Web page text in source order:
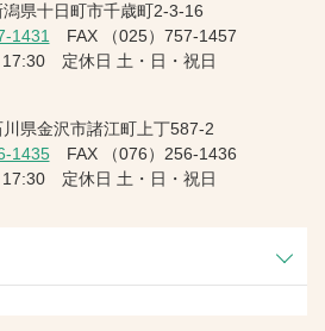
県十日町市千歳町2-3-16
1431FAX
（025）757-1457
17:30 定休日 土・日・祝日
県金沢市諸江町上丁587-2
1435FAX
（076）256-1436
17:30 定休日 土・日・祝日